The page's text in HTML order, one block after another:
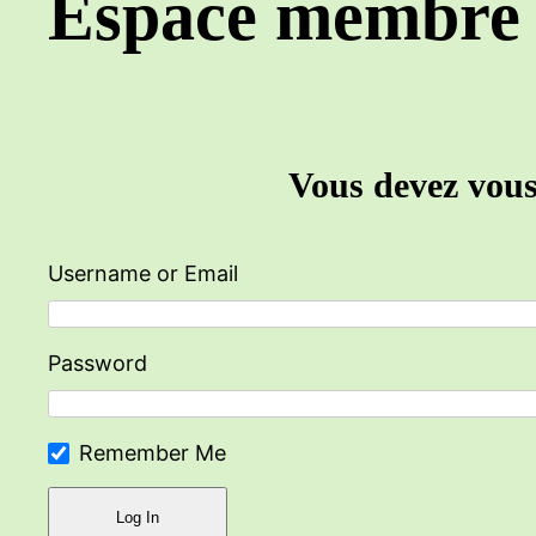
Espace membre
Vous devez
Username or Email
Password
Remember Me